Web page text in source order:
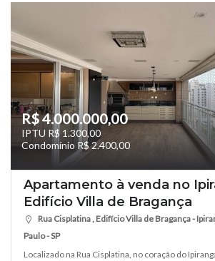
R$ 4.000.000,00
IPTU R$ 1.300,00
Condomínio R$ 2.400,00
Apartamento à venda no
Edifício Villa de Bragança
Rua Cisplatina , Edifício Villa de Bragança -
Paulo - SP
Localizado na Rua Cisplatina, no coração do